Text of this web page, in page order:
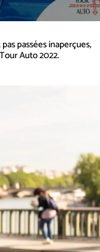
passées inaperçues,
Auto 2022.